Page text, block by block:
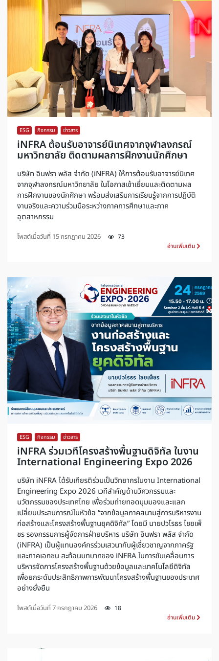
ESG กิจกรรม ข่าวสาร
iNFRA ต้อนรับอาจารย์นิเทศจากจุฬาลงกรณ์
มหาวิทยาลัย ติดตามผลการฝึกงานนักศึกษา
บริษัท อินฟรา พลัส จำกัด (iNFRA) ให้การต้อนรับอาจารย์นิเทศ
จากจุฬาลงกรณ์มหาวิทยาลัย ในโอกาสเข้าเยี่ยมและติดตามผล
การฝึกงานของนักศึกษา พร้อมส่งเสริมการเรียนรู้จากการปฏิบัติ
งานจริงและความร่วมมือระหว่างภาคการศึกษาและภาค
อุตสาหกรรม
โพสต์เมื่อวันที่ 15 กรกฎาคม 2026
73
อ่านเพิ่มเติม
ESG กิจกรรม ข่าวสาร
iNFRA ร่วมเวทีโครงสร้างพื้นฐานดิจิทัล ในงาน
International Engineering Expo 2026
บริษัท iNFRA ได้รับเกียรติร่วมเป็นวิทยากรในงาน International
Engineering Expo 2026 เวทีสำคัญด้านวิศวกรรมและ
นวัตกรรมของประเทศไทย เพื่อร่วมถ่ายทอดมุมมองและแลก
เปลี่ยนประสบการณ์ในหัวข้อ “จากข้อมูลภาคสนามสู่การบริหารงาน
ก่อสร้างและโครงสร้างพื้นฐานยุคดิจิทัล” โดยมี นายปวโรธร ไชยเพ็
ชร รองกรรมการผู้จัดการฝ่ายบริหาร บริษัท อินฟรา พลัส จำกัด
(iNFRA) เป็นผู้แทนองค์กรร่วมเสวนากับผู้เชี่ยวชาญจากภาครัฐ
และภาคเอกชน สะท้อนบทบาทของ iNFRA ในการขับเคลื่อนการ
บริหารจัดการโครงสร้างพื้นฐานด้วยข้อมูลและเทคโนโลยีดิจิทัล
เพื่อยกระดับประสิทธิภาพการพัฒนาโครงสร้างพื้นฐานของประเทศ
อย่างยั่งยืน
โพสต์เมื่อวันที่ 7 กรกฎาคม 2026
18
อ่านเพิ่มเติม